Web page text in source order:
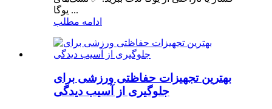
یوگا ...
ادامه مطلب
بهترین تجهیزات حفاظتی ورزشی برای
جلوگیری از آسیب دیدگی